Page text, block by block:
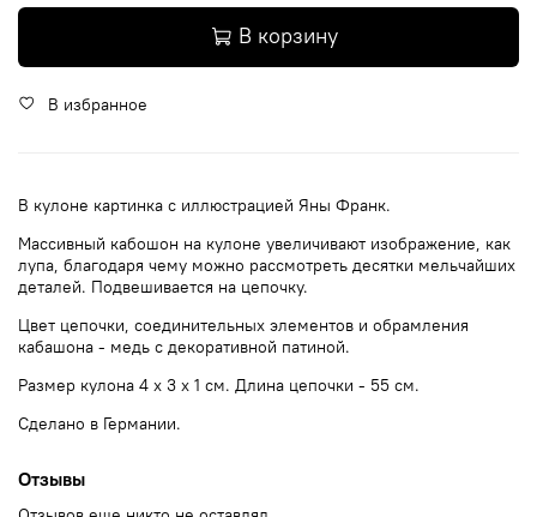
В корзину
В избранное
В кулоне картинка с иллюстрацией Яны Франк.
Массивный кабошон на кулоне увеличивают изображение, как
лупа, благодаря чему можно рассмотреть десятки мельчайших
деталей. Подвешивается на цепочку.
Цвет цепочки, соединительных элементов и обрамления
кабашона - медь с декоративной патиной.
Размер кулона 4 х 3 х 1 см. Длина цепочки - 55 см.
Сделано в Германии.
Отзывы